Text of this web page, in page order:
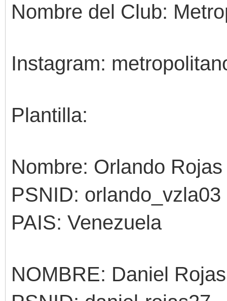
Nombre del Club:
Instagram:
Plantilla:
Nombre: Orlando
PSNID: orlando_vzla03
PAIS: Venezuela
NOMBRE: Daniel